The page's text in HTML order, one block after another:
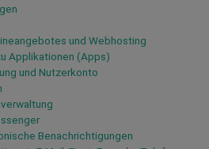
und Webhosting
Applikationen (Apps)
und Nutzerkonto
Benachrichtigungen